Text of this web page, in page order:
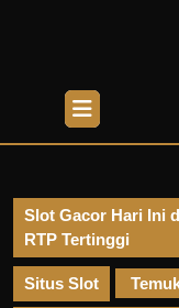
Open
Button
Slot Gacor Hari Ini
RTP Tertinggi
Situs Slot